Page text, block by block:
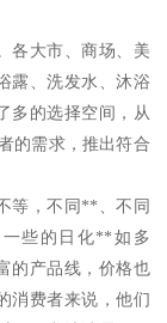
各大市、商场、美
露、洗发水、沐浴
多的选择空间，从
的需求，推出符合
等，不同**、不同
些的日化**如多
的产品线，价格也
消费者来说，他们